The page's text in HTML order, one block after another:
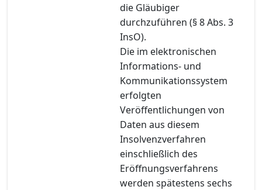
die Gläubiger
durchzuführen (§ 8 Abs. 3
InsO).
Die im elektronischen
Informations- und
Kommunikationssystem
erfolgten
Veröffentlichungen von
Daten aus diesem
Insolvenzverfahren
einschließlich des
Eröffnungsverfahrens
werden spätestens sechs